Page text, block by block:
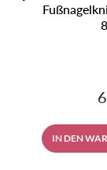
IN DEN